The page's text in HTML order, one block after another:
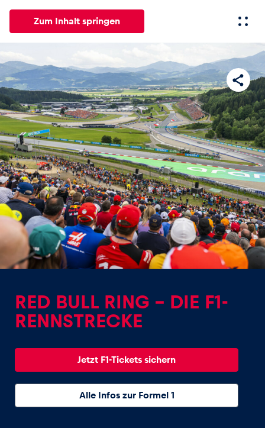
Zum Inhalt springen
Alle News Erlebnisse
News
Alle anzeigen
Events
Alle anzeigen
Erlebnisse
Alle anzeigen
RED BULL RING – DIE F1-
RENNSTRECKE
Jetzt F1-Tickets sichern
Alle Infos zur Formel 1